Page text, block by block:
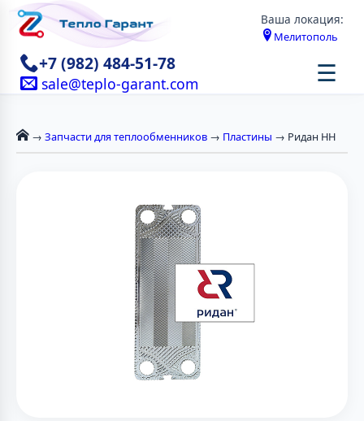
Ваша локация:
Мелитополь
+7 (982) 484-51-78
sale@teplo-garant.com ☰
→ Запчасти для теплообменников → Пластины → Ридан НН